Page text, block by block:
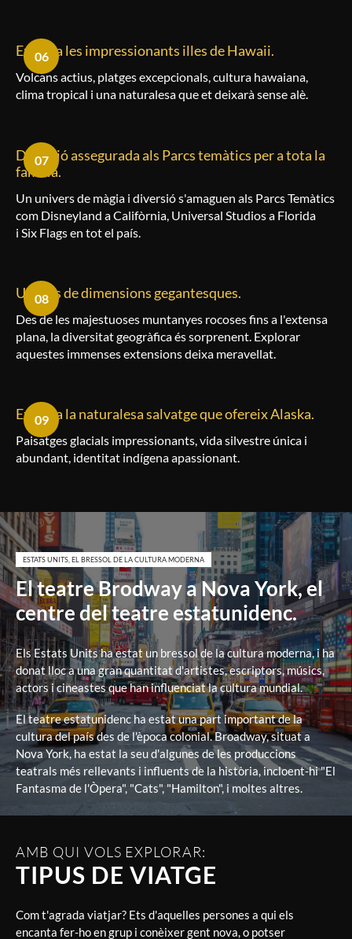
Explora les impressionants illes de Hawaii.
06
Volcans actius, platges excepcionals, cultura hawaiana,
clima tropical i una naturalesa que et deixarà sense alè.
Diversió assegurada als Parcs temàtics per a tota la
família.
07
Un univers de màgia i diversió s'amaguen als Parcs Temàtics
com Disneyland a Califòrnia, Universal Studiosa Florida
i Six Flagsen tot el país.
Un país de dimensions gegantesques.
08
Des de les majestuoses muntanyes rocoses fins a l'extensa
plana, la diversitat geogràfica és sorprenent. Explorar
aquestes immenses extensions deixa meravellat.
Explora la naturalesa salvatge que ofereix Alaska.
09
Paisatges glacials impressionants, vida silvestre única i
abundant, identitat indígena apassionant.
ESTATS UNITS, EL BRESSOL DE LA CULTURA MODERNA
El teatre Brodway a Nova York, el
centre del teatre estatunidenc.
Els Estats Units ha estat un bressol de la cultura moderna, i ha
donat lloc a una gran quantitat d'artistes, escriptors, músics,
actors i cineastes que han influenciat la cultura mundial.
El teatre estatunidenc ha estat una part important de la
cultura del país des de l'època colonial. Broadway, situat a
Nova York, ha estat la seu d'algunes de les produccions
teatrals més rellevants i influents de la història, incloent-hi "El
Fantasma de l'Òpera", "Cats", "Hamilton", i moltes altres.
AMB QUI VOLS EXPLORAR:
TIPUS DE VIATGE
Com t'agrada viatjar? Ets d'aquelles persones a qui els
encanta fer-ho en grup i conèixer gent nova, o potser